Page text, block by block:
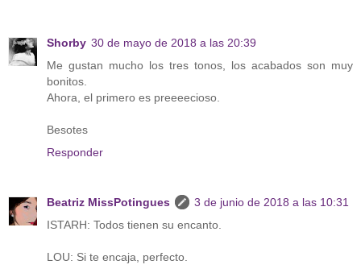
Shorby 30 de mayo de 2018 a las 20:39
Me gustan mucho los tres tonos, los acabados son muy
bonitos.
Ahora, el primero es preeeecioso.
Besotes
Responder
Beatriz MissPotingues
3 de junio de 2018 a las 10:31
ISTARH: Todos tienen su encanto.
LOU: Si te encaja, perfecto.